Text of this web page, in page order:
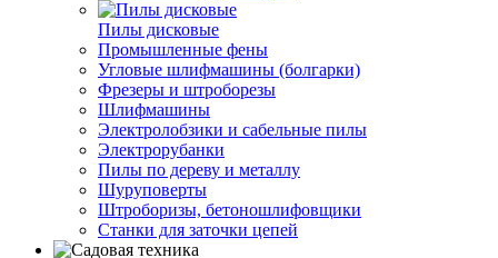
Пилы дисковые
Промышленные фены
Угловые шлифмашины (болгарки)
Фрезеры и штроборезы
Шлифмашины
Электролобзики и сабельные пилы
Электрорубанки
Пилы по дереву и металлу
Шуруповерты
Штроборизы, бетоношлифовщики
Станки для заточки цепей